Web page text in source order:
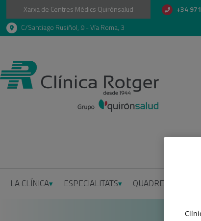
Xarxa de Centres Mèdics Quirónsalud +34
C/Santiago Rusiñol, 9 - Vía Roma, 3
LA CLÍNICA ESPECIALITATS QUADRE MÈDIC